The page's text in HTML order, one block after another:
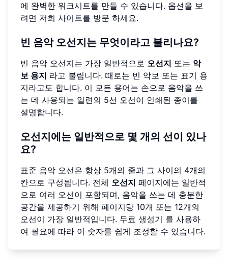
에 완벽한 워크시트를 만들 수 있습니다. 옵션을 보
려면 저희 사이트를 방문 하세요.
빈 음악 오선지는 무엇이라고 불리나요?
빈 음악 오선지는 가장 일반적으로 오선지 또는 악
보 용지 라고 불립니다. 때로는 빈 악보 또는 표기 용
지라고도 합니다. 이 모든 용어는 손으로 음악을 쓰
는 데 사용되는 일련의 5선 오선이 인쇄된 종이를
설명합니다.
오선지에는 일반적으로 몇 개의 선이 있나
요?
표준 음악 오선은 항상 5개의 줄과 그 사이의 4개의
칸으로 구성됩니다. 전체 오선지 페이지에는 일반적
으로 여러 오선이 포함되며, 음악을 쓰는 데 충분한
공간을 제공하기 위해 페이지당 10개 또는 12개의
오선이 가장 일반적입니다. 무료 생성기 를 사용하
여 필요에 따라 이 숫자를 쉽게 조정할 수 있습니다.